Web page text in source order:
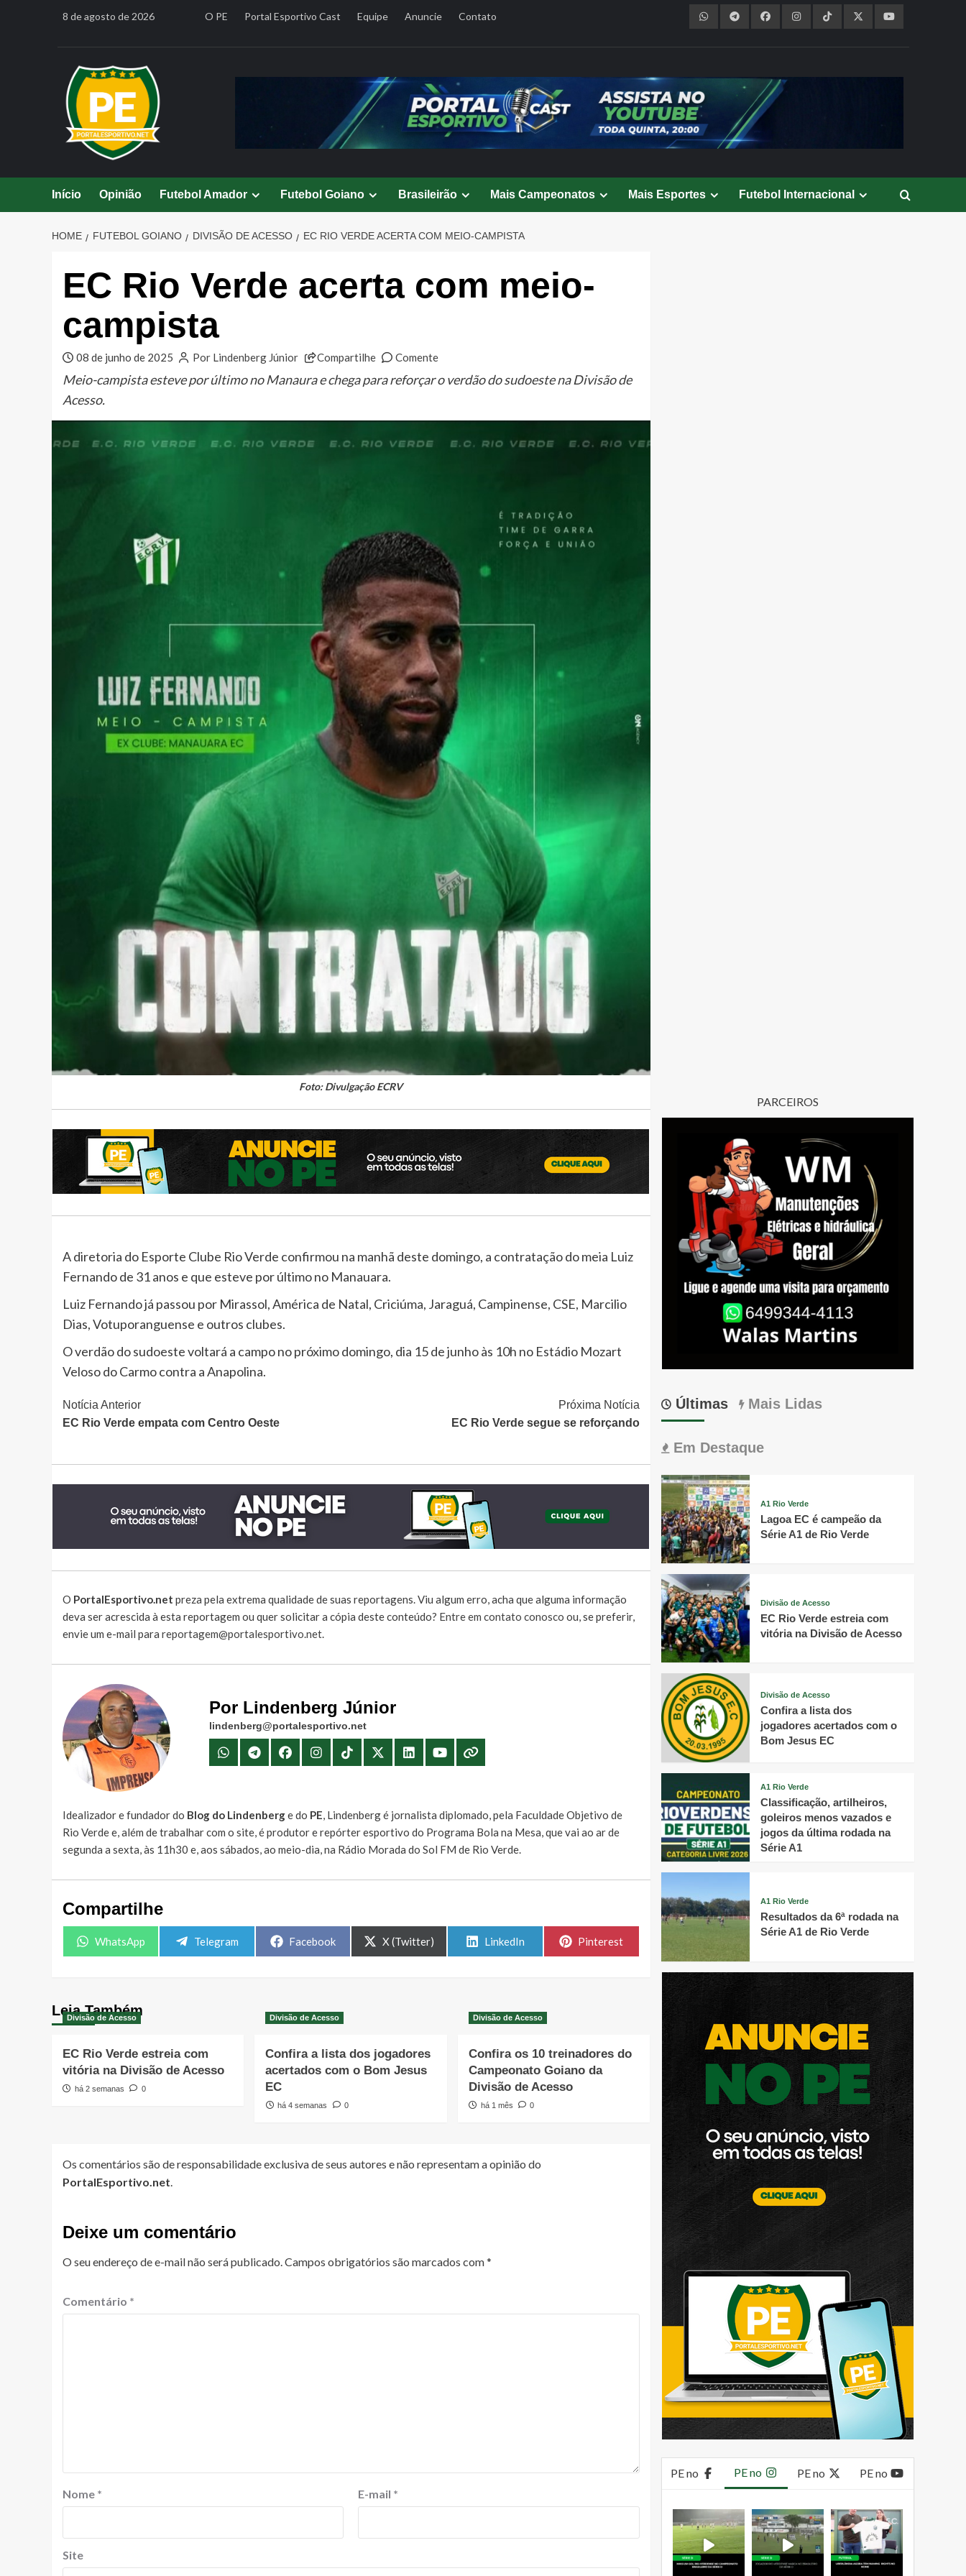
8 de agosto de 2026 O PE Portal Esportivo Cast Equipe Anuncie Contato
Início Opinião Futebol Amador Futebol Goiano Brasileirão Mais Campeonatos Mais Esportes Futebol Internacional
HOME FUTEBOL GOIANO DIVISÃO DE ACESSO EC RIO VERDE ACERTA COM MEIO-CAMPISTA
EC Rio Verde acerta com meio-
campista
08 de junho de 2025 Por Lindenberg Júnior Compartilhe Comente
Meio-campista esteve por último no Manaura e chega para reforçar o verdão do sudoeste na Divisão de
Acesso.
Foto: Divulgação ECRV
A diretoria do Esporte Clube Rio Verde confirmou na manhã deste domingo, a contratação do meia Luiz
Fernando de 31 anos e que esteve por último no Manauara.
Luiz Fernando já passou por Mirassol, América de Natal, Criciúma, Jaraguá, Campinense, CSE, Marcilio
Dias, Votuporanguense e outros clubes.
O verdão do sudoeste voltará a campo no próximo domingo, dia 15 de junho às 10h no Estádio Mozart
Veloso do Carmo contra a Anapolina.
Continue
Lendo
Notícia Anterior
EC Rio Verde empata com Centro Oeste
Próxima Notícia
EC Rio Verde segue se reforçando
O PortalEsportivo.net preza pela extrema qualidade de suas reportagens. Viu algum erro, acha que alguma informação
deva ser acrescida à esta reportagem ou quer solicitar a cópia deste conteúdo? Entre em contato conosco ou, se preferir,
envie um e-mail para reportagem@portalesportivo.net.
Por Lindenberg Júnior
lindenberg@portalesportivo.net
Idealizador e fundador do Blog do Lindenberge do PE, Lindenberg é jornalista diplomado, pela Faculdade Objetivo de
Rio Verde e, além de trabalhar com o site, é produtor e repórter esportivo do Programa Bola na Mesa, que vai ao ar de
segunda a sexta, às 11h30 e, aos sábados, ao meio-dia, na Rádio Morada do Sol FM de Rio Verde.
Compartilhe
Share
WhatsApp
Share
Telegram
Share
Facebook
Share
on
X (Twitter)
Share
LinkedIn
Share
Pinterest
Leia Também
Divisão de Acesso
EC Rio Verde estreia com
vitória na Divisão de Acesso
há 2 semanas 0
Divisão de Acesso
Confira a lista dos jogadores
acertados com o Bom Jesus
EC
há 4 semanas 0
Divisão de Acesso
Confira os 10 treinadores do
Campeonato Goiano da
Divisão de Acesso
há 1 mês 0
Os comentários são de responsabilidade exclusiva de seus autores e não representam a opinião do
PortalEsportivo.net.
Deixe um comentário
O seu endereço de e-mail não será publicado.Campos obrigatórios são marcados com*
Comentário *
Nome * E-mail *
Site
PARCEIROS
Últimas Mais Lidas
Em Destaque
A1 Rio Verde
Lagoa EC é campeão da
Série A1 de Rio Verde
Divisão de Acesso
EC Rio Verde estreia com
vitória na Divisão de Acesso
Divisão de Acesso
Confira a lista dos
jogadores acertados com o
Bom Jesus EC
A1 Rio Verde
Classificação, artilheiros,
goleiros menos vazados e
jogos da última rodada na
Série A1
A1 Rio Verde
Resultados da 6ª rodada na
Série A1 de Rio Verde
PE no PE no PE no PE no